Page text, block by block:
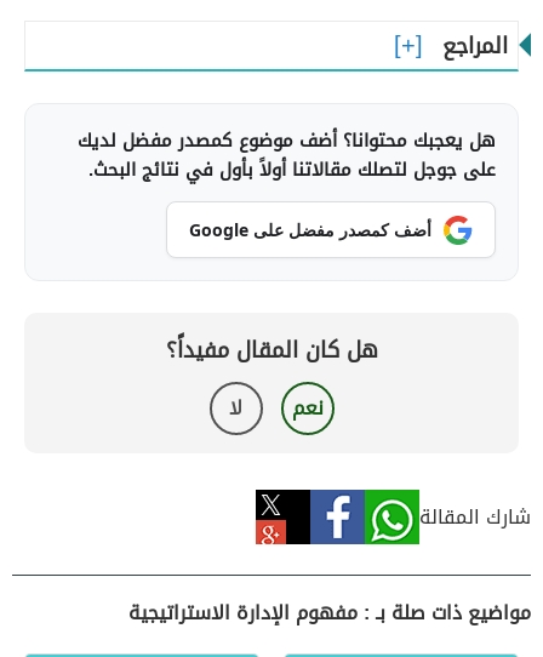
المراجع
هل يعجبك محتوانا؟ أضف موضوع كمصدر مفضل لديك
على جوجل لتصلك مقالاتنا أولاً بأول في نتائج البحث.
أضف كمصدر مفضل على Google
هل كان المقال مفيداً؟
نعم لا
شارك المقالة
مواضيع ذات صلة بـ : مفهوم الإدارة الاستراتيجية